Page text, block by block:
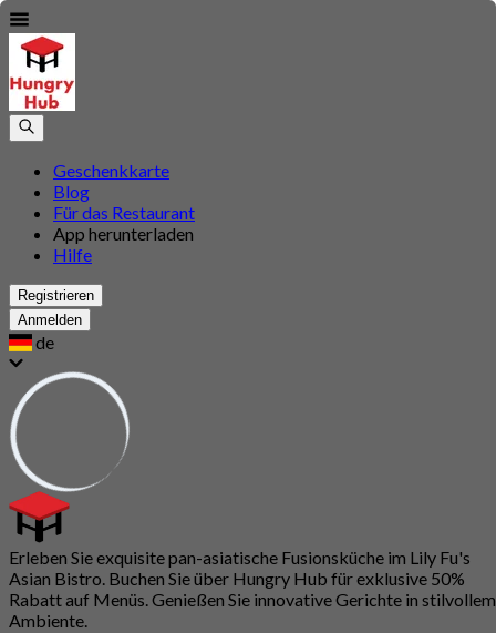
Geschenkkarte
Blog
Für das Restaurant
App herunterladen
Hilfe
Registrieren
Anmelden
de
Erleben Sie exquisite pan-asiatische Fusionsküche im Lily Fu's
Asian Bistro. Buchen Sie über Hungry Hub für exklusive 50%
Rabatt auf Menüs. Genießen Sie innovative Gerichte in stilvollem
Ambiente.